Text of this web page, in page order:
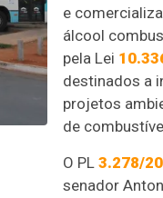
e
álcool
pela Lei
destinados a
projetos
de
O PL 3.278/
senador